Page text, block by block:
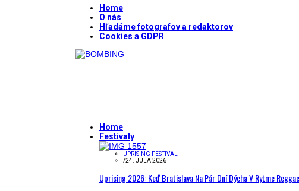
Home
O nás
Hľadáme fotografov a redaktorov
Cookies a GDPR
Home
Festivaly
UPRISING FESTIVAL
/24. JÚLA 2026
Uprising 2026: Keď Bratislava Na Pár Dní Dýcha V Rytme Reggae